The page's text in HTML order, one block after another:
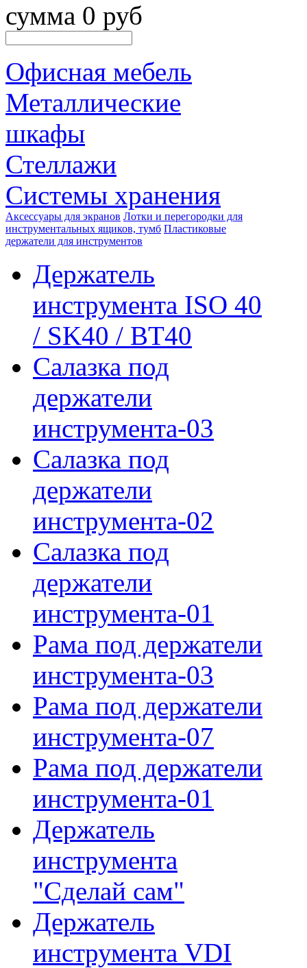
сумма 0 руб
Офисная мебель
Металлические
шкафы
Стеллажи
Системы хранения
Аксессуары для экранов Лотки и перегородки для
инструментальных ящиков, тумб Пластиковые
держатели для инструментов
Держатель
инструмента ISO 40
/ SK40 / BT40
Салазка под
держатели
инструмента-03
Салазка под
держатели
инструмента-02
Салазка под
держатели
инструмента-01
Рама под держатели
инструмента-03
Рама под держатели
инструмента-07
Рама под держатели
инструмента-01
Держатель
инструмента
"Сделай сам"
Держатель
инструмента VDI